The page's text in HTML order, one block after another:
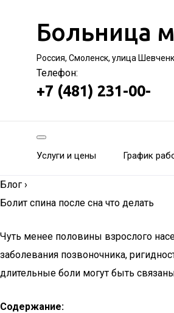
Больница
Россия, Смоленск, улица
Телефон:
+7 (481) 231-00-
Услуги и цены График
Блог ›
Болит спина после сна что делать
Чуть менее половины взрослого
заболевания позвоночника,
длительные боли могут быть
Содержание: